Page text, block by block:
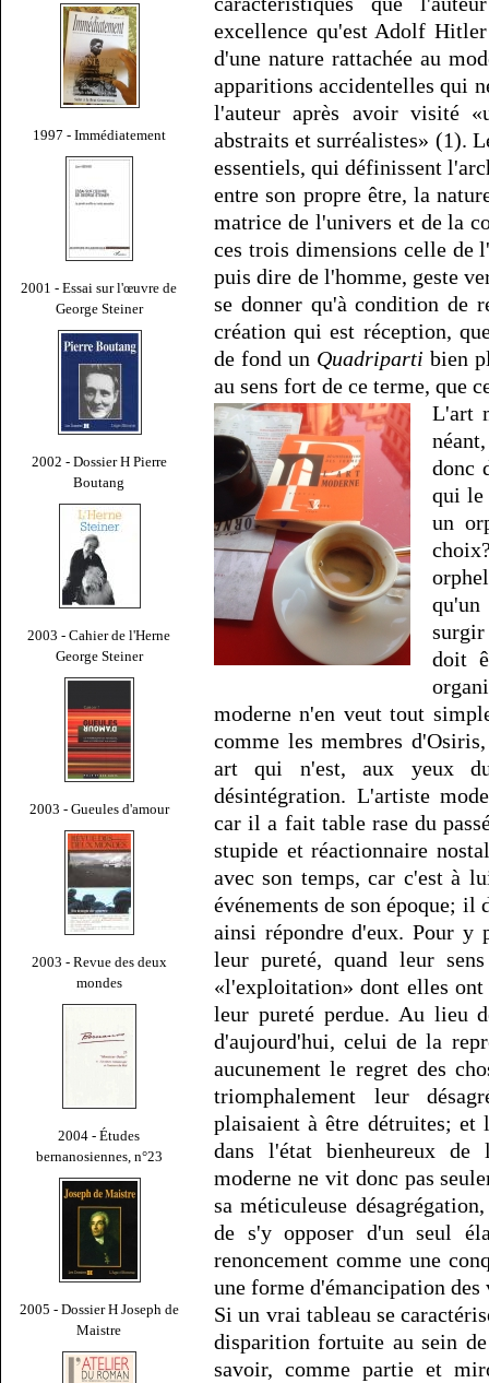
1997 - Immédiatement
2001 - Essai sur l'œuvre de
George Steiner
2002 - Dossier H Pierre
Boutang
2003 - Cahier de l'Herne
George Steiner
2003 - Gueules d'amour
2003 - Revue des deux
mondes
2004 - Études
bernanosiennes, n°23
2005 - Dossier H Joseph de
Maistre
excellence qu'est Adolf
d'une nature rattachée au
apparitions accidentelles qui
l'auteur après avoir visité
abstraits et surréalistes» (1).
essentiels, qui définissent
entre son propre être, la
matrice de l'univers et de la
ces trois dimensions celle de
puis dire de l'homme, geste
se donner qu'à condition de
création qui est réception,
de fond un Quadriparti bien
au sens fort de ce terme, que
L'art
donc
qui le
un
doit
moderne n'en veut tout
comme les membres
art qui n'est, aux yeux
désintégration. L'artiste
car il a fait table rase du
stupide et réactionnaire
avec son temps, car c'est à
événements de son époque; il
ainsi répondre d'eux. Pour y
leur pureté, quand leur
«l'exploitation» dont elles
leur pureté perdue. Au lieu
d'aujourd'hui, celui de la
aucunement le regret des
triomphalement leur
plaisaient à être détruites;
dans l'état bienheureux
moderne ne vit donc pas
sa méticuleuse
de s'y opposer d'un seul
renoncement comme une
une forme d'émancipation
Si un vrai tableau se
disparition fortuite au sein
savoir, comme partie et